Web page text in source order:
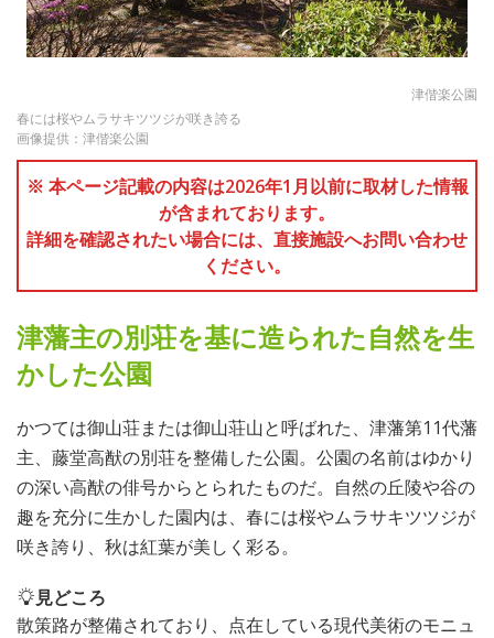
津偕楽公園
春には桜やムラサキツツジが咲き誇る
画像提供：津偕楽公園
※ 本ページ記載の内容は2026年1月以前に取材した情報
が含まれております。
詳細を確認されたい場合には、直接施設へお問い合わせ
ください。
津藩主の別荘を基に造られた自然を生
かした公園
かつては御山荘または御山荘山と呼ばれた、津藩第11代藩
主、藤堂高猷の別荘を整備した公園。公園の名前はゆかり
の深い高猷の俳号からとられたものだ。自然の丘陵や谷の
趣を充分に生かした園内は、春には桜やムラサキツツジが
咲き誇り、秋は紅葉が美しく彩る。
見どころ
散策路が整備されており、点在している現代美術のモニュ